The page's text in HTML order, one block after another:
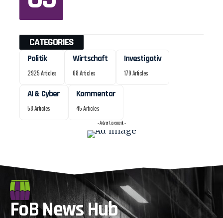
CATEGORIES
Politik
2925 Articles
Wirtschaft
68 Articles
Investigativ
179 Articles
AI & Cyber
58 Articles
Kommentar
45 Articles
- Advertisement -
FoB News Hub